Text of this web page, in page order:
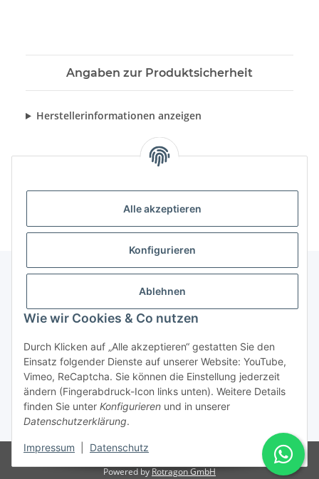
Alle akzeptieren
Konfigurieren
Ablehnen
Wie wir Cookies & Co nutzen
Durch Klicken auf „Alle akzeptieren“ gestatten Sie den
Einsatz folgender Dienste auf unserer Website: YouTube,
Vimeo, ReCaptcha. Sie können die Einstellung jederzeit
ändern (Fingerabdruck-Icon links unten). Weitere Details
finden Sie unter Konfigurieren und in unserer
Datenschutzerklärung.
Impressum Datenschutz
Angaben zur Produktsicherheit
Herstellerinformationen anzeigen
Gesetzliche Informationen
Vertrag widerrufen
* Alle Preise inkl. gesetzlicher USt., zzgl.
© Rotragon GmbH - Robert-Bosch-Str. 63 - 46354 Südlohn
Powered byRotragon GmbH